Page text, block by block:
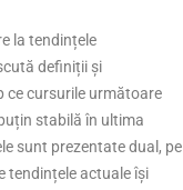
la tendințele
definiții și
ce cursurile următoare
stabilă în ultima
sunt prezentate dual, pe
tendințele actuale își